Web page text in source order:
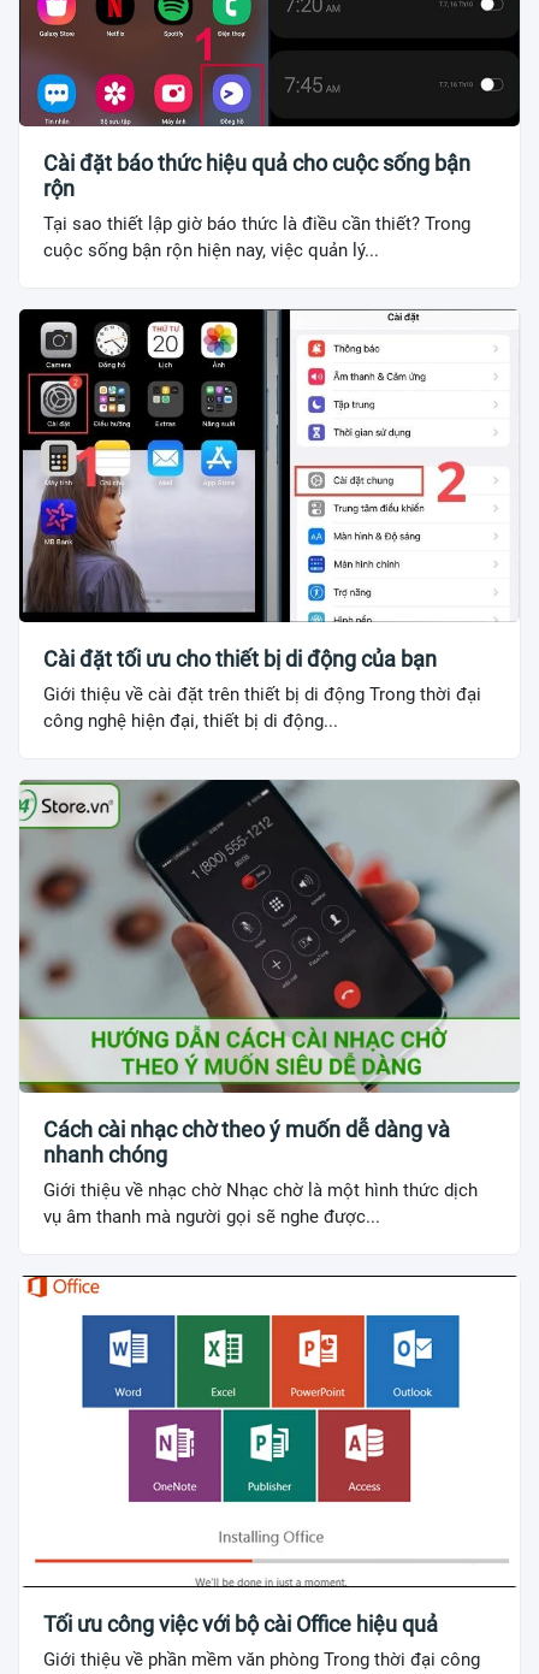
Cài đặt báo thức hiệu quả cho cuộc sống bận
rộn
Tại sao thiết lập giờ báo thức là điều cần thiết? Trong
cuộc sống bận rộn hiện nay, việc quản lý...
Cài đặt tối ưu cho thiết bị di động của bạn
Giới thiệu về cài đặt trên thiết bị di động Trong thời đại
công nghệ hiện đại, thiết bị di động...
Cách cài nhạc chờ theo ý muốn dễ dàng và
nhanh chóng
Giới thiệu về nhạc chờ Nhạc chờ là một hình thức dịch
vụ âm thanh mà người gọi sẽ nghe được...
Tối ưu công việc với bộ cài Office hiệu quả
Giới thiệu về phần mềm văn phòng Trong thời đại công